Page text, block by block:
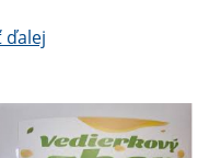
ďalej